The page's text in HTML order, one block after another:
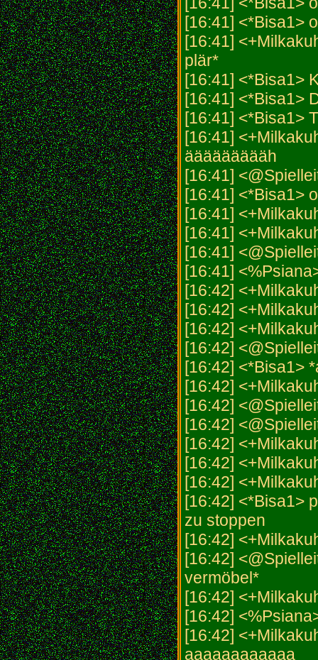
[16:41] <*Bisa1>
[16:41]
plär*
[16:41] <*Bisa1>
[16:41] <*Bisa1>
[16:41] <*Bisa1>
[16:41]
äääääääääh
[16:41]
[16:41] <*Bisa1>
[16:41]
[16:41]
[16:41]
[16:41]
[16:42]
[16:42]
[16:42]
[16:42]
[16:42] <*Bisa1>
[16:42]
[16:42]
[16:42]
[16:42]
[16:42]
[16:42]
[16:42] <*Bisa1>
zu stoppen
[16:42]
[16:42]
vermöbel*
[16:42]
[16:42]
[16:42]
aaaaaaaaaaaa